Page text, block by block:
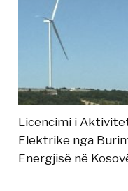
Licencimi i
Elektrike nga
Energjisë në